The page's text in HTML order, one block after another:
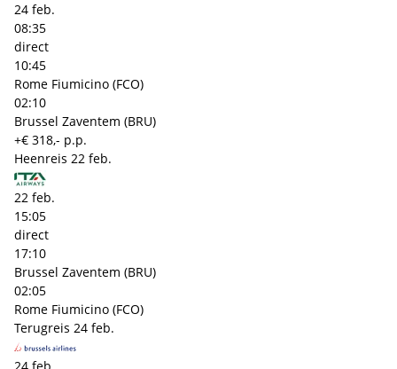
24 feb.
08:35
direct
10:45
Rome Fiumicino (FCO)
02:10
Brussel Zaventem (BRU)
+€ 318,- p.p.
Heenreis 22 feb.
22 feb.
15:05
direct
17:10
Brussel Zaventem (BRU)
02:05
Rome Fiumicino (FCO)
Terugreis 24 feb.